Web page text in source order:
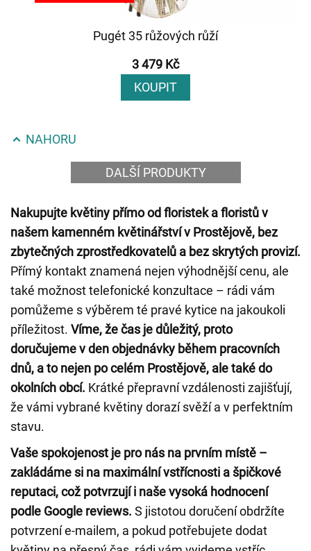
Pugét 35 růžových růží
3 479 Kč
KOUPIT
NAHORU
DALŠÍ PRODUKTY
Nakupujte květiny přímo od floristek a floristů v
našem kamenném květinářství v Prostějově, bez
zbytečných zprostředkovatelů a bez skrytých provizí.
Přímý kontakt znamená nejen výhodnější cenu, ale
také možnost telefonické konzultace – rádi vám
pomůžeme s výběrem té pravé kytice na jakoukoli
příležitost. Víme, že čas je důležitý, proto
doručujeme v den objednávky během pracovních
dnů, a to nejen po celém Prostějově, ale také do
okolních obcí. Krátké přepravní vzdálenosti zajišťují,
že vámi vybrané květiny dorazí svěží a v perfektním
stavu.
Vaše spokojenost je pro nás na prvním místě –
zakládáme si na maximální vstřícnosti a špičkové
reputaci, což potvrzují i naše vysoká hodnocení
podle Google reviews. S jistotou doručení obdržíte
potvrzení e-mailem, a pokud potřebujete dodat